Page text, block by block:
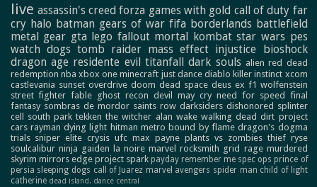
live assassin's creed forza games with gold call of duty far
cry halo batman gears of war fifa borderlands battlefield
metal gear gta lego fallout mortal kombat star wars pes
watch dogs tomb raider mass effect injustice
bioshock
dragon age residente evil titanfall dark souls alien red dead
redemption nba xbox one minecraft just dance diablo killer instinct xcom
castlevania sunset overdrive doom dead space deus ex f1 wolfenstein
street fighter fable ghost recon devil may cry need for speed final
fantasy sombras de mordor saints row darksiders dishonored splinter
cell
south park tekken the witcher alan wake walking dead dirt project
cars rayman dying light hitman metro bound by flame dragon's dogma
trials sniper elite crysis ufc max payne plants vs zombies thief ryse
soulcalibur ninja gaiden la noire marvel rocksmith grid rage murdered
skyrim mirrors edge project spark payday remember me spec ops prince of
persia sleeping dogs call of Juarez marvel avengers spider man child of light
catherine dead island. dance central